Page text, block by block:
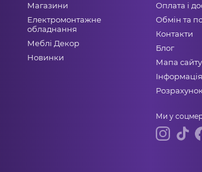
Магазини
Електромонтажне
обладнання
Меблі Декор
Новинки
Оплата і
Обмін та
Контакти
Блог
Мапа сайту
Інформація
Розрахунок
Ми у